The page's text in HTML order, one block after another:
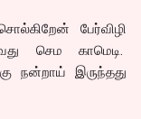
பேர்விழி
செம காமெடி.
நன்றாய் இருந்தது